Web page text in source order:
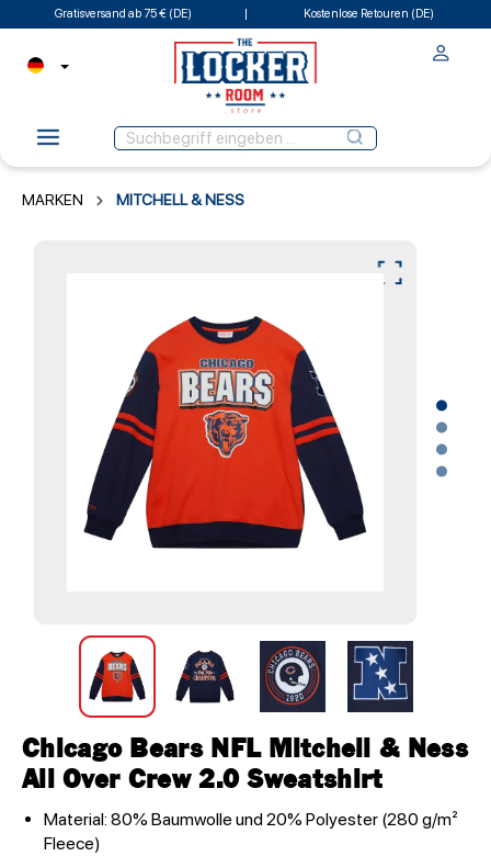
Gratisversand ab 75 € (DE) Kostenlose Retouren (DE)
MARKEN MITCHELL & NESS
Chicago Bears NFL Mitchell & Ness
All Over Crew 2.0 Sweatshirt
Material: 80% Baumwolle und 20% Polyester (280 g/m²
Fleece)